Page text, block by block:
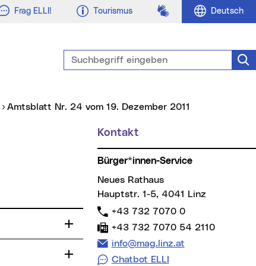
Frag ELLI! Tourismus Gebärdensprache
Deutsch
Suchbegriff eingeben
Amtsblatt Nr. 24 vom 19. Dezember 2011
Weitere Informationen
Kontakt
Bürger*innen-Service
Neues Rathaus
Hauptstr. 1-5, 4041 Linz
Telefon:
+43 732 7070 0
Fax:
+43 732 7070 54 2110
E-Mail Adresse:
info@mag.linz.at
Chatbot ELLI